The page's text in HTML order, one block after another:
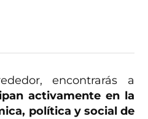
encontrarás a
activamente en la
política y social de